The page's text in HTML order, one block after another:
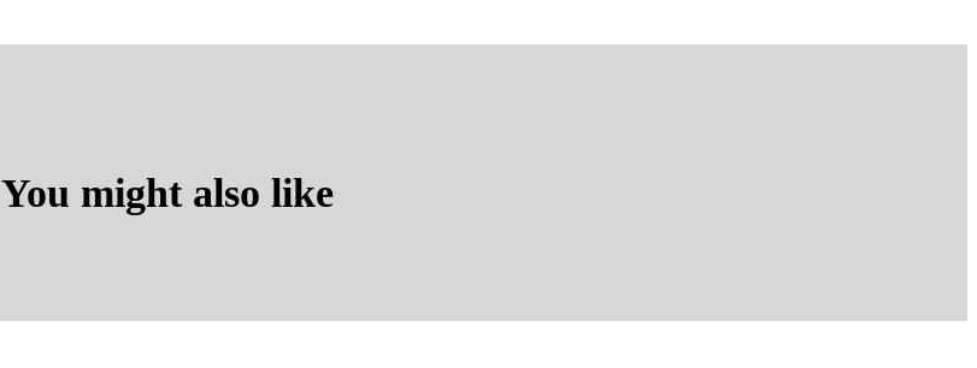
You might also like